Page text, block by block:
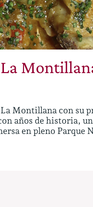
La
Montillana con su
años de historia,
en pleno Parque